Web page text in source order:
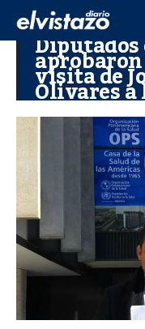
visita de
Olivares a